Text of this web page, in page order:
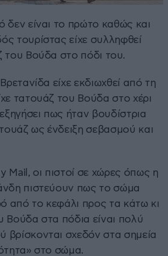
δεν είναι το πρώτο καθώς και
τουρίστας είχε συλληφθεί
του Βούδα στο πόδι του.
είχε εκδιωχθεί από τη
τατουάζ του Βούδα στο χέρι
πως ήταν βουδίστρια
ως ένδειξη σεβασμού και
Mail, οι πιστοί σε χώρες όπως η
πιστεύουν πως το σώμα
από το κεφάλι προς τα κάτω κι
Βούδα στα πόδια είναι πολύ
βρίσκονται σχεδόν στα σημεία
στο σώμα.